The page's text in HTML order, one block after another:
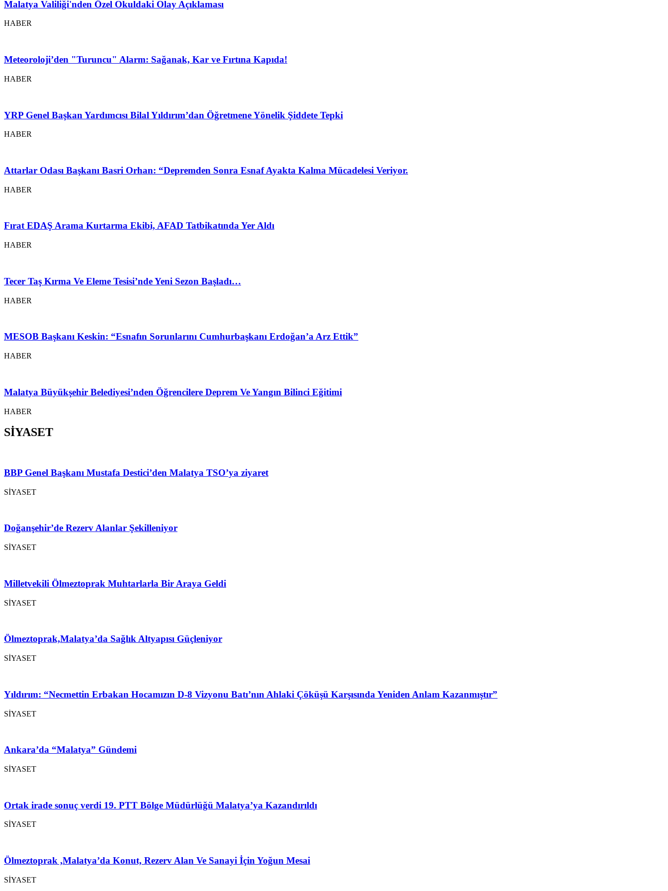
Malatya Valiliği'nden Özel Okuldaki Olay Açıklaması
HABER
Meteoroloji’den "Turuncu" Alarm: Sağanak, Kar ve Fırtına Kapıda!
HABER
YRP Genel Başkan Yardımcısı Bilal Yıldırım’dan Öğretmene Yönelik Şiddete Tepki
HABER
Attarlar Odası Başkanı Basri Orhan: “Depremden Sonra Esnaf Ayakta Kalma Mücadelesi Veriyor.
HABER
Fırat EDAŞ Arama Kurtarma Ekibi, AFAD Tatbikatında Yer Aldı
HABER
Tecer Taş Kırma Ve Eleme Tesisi’nde Yeni Sezon Başladı…
HABER
MESOB Başkanı Keskin: “Esnafın Sorunlarını Cumhurbaşkanı Erdoğan’a Arz Ettik”
HABER
Malatya Büyükşehir Belediyesi’nden Öğrencilere Deprem Ve Yangın Bilinci Eğitimi
HABER
SİYASET
BBP Genel Başkanı Mustafa Destici’den Malatya TSO’ya ziyaret
SİYASET
Doğanşehir’de Rezerv Alanlar Şekilleniyor
SİYASET
Milletvekili Ölmeztoprak Muhtarlarla Bir Araya Geldi
SİYASET
Ölmeztoprak,Malatya’da Sağlık Altyapısı Güçleniyor
SİYASET
Yıldırım: “Necmettin Erbakan Hocamızın D-8 Vizyonu Batı’nın Ahlaki Çöküşü Karşısında Yeniden Anlam Kazanmıştır”
SİYASET
Ankara’da “Malatya” Gündemi
SİYASET
Ortak irade sonuç verdi 19. PTT Bölge Müdürlüğü Malatya’ya Kazandırıldı
SİYASET
Ölmeztoprak ,Malatya’da Konut, Rezerv Alan Ve Sanayi İçin Yoğun Mesai
SİYASET